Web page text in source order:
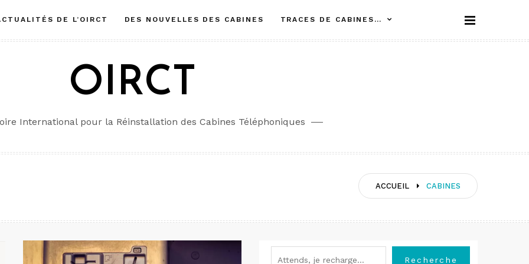
DE L’OIRCT DES NOUVELLES DES CABINES TRACES DE CABINES…
OIRCT
International pour la Réinstallation des Cabines Téléphoniques
ACCUEIL CABINES
Recherche